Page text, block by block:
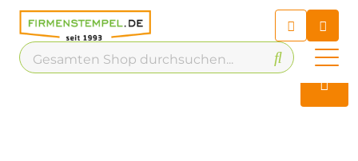
Chatbot
Chatten Sie 24/7 mit unserem
hilfreichen Chatbot
Kontakt